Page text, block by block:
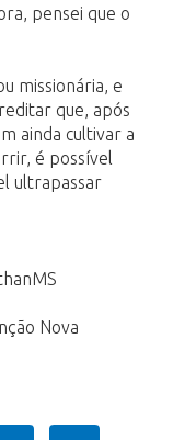
pensei que o
missionária, e
que, após
ainda cultivar a
é possível
ultrapassar
Nova